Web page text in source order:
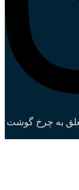
به چرخ گوشت